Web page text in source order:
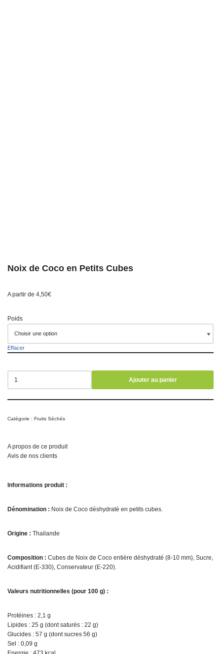
Noix de Coco en Petits Cubes
A partir de 4,50€
Poids
Effacer
Ajouter au panier
Catégorie : Fruits Séchés
A propos de ce produit
Avis de nos clients
Informations produit :
Dénomination : Noix de Coco déshydraté en petits cubes.
Origine : Thailande
Composition : Cubes de Noix de Coco entière déshydraté (8-10 mm), Sucre,
Acidifiant (E-330), Conservateur (E-220).
Valeurs nutritionnelles (pour 100 g) :
Protéines : 2,1 g
Lipides : 25 g (dont saturés : 22 g)
Glucides : 57 g (dont sucres 56 g)
Sel : 0,09 g